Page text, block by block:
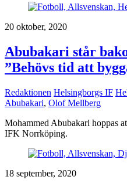
20 oktober, 2020
Abubakari står
”Behövs tid att
Redaktionen Helsingborgs IF
Abubakari, Olof Mellberg
Mohammed Abubakari hoppas
IFK Norrköping.
18 september, 2020